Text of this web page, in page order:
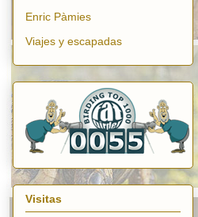
Enric Pàmies
Viajes y escapadas
Visitas